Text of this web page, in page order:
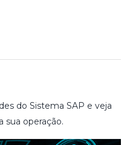
do Sistema SAP e veja
sua operação.